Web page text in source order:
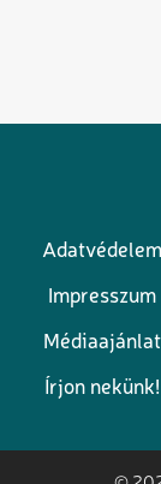
Lábléc
Adatvédelem
Impresszum
Médiaajánlat
Írjon nekünk!